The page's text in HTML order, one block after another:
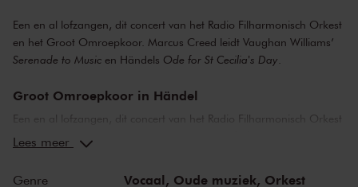
Een en al lofzangen, dit concert van het Radio Filharmonisch Orkest
en het Groot Omroepkoor. Marcus Creed leidt Vaughan Williams’
Serenade to Music en Händels Ode for St Cecilia's Day
Groot Omroepkoor in Händel
Een en al lofzangen, dit concert van het Radio Filharmonisch Orkest
en het Groot Omroepkoor. Zoals Händels
Lees meer
Genre Vocaal, Oude muziek, Orkest